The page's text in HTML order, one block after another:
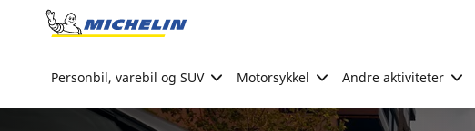
Go to page content
Personbil, varebil og SUV Motorsykkel Andre aktiviteter